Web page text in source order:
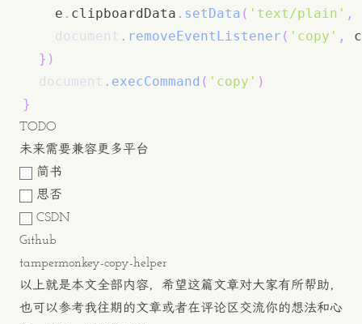
    e
. clipboardData . setData ( 'text/plain' ,
document . removeEventListener ( 'copy' ,
} )
document . execCommand ( 'copy' )
}
TODO
未来需要兼容更多平台
简书
思否
CSDN
Github
tampermonkey-copy-helper
以上就是本文全部内容，希望这篇文章对大家有所帮助，
也可以参考我往期的文章或者在评论区交流你的想法和心